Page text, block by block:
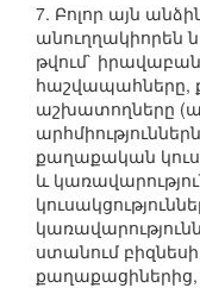
7. Բոլոր այն
անուղղակիորեն
թվում`
հաշվապահները,
աշխատողները
քաղաքական
և
ստանում
քաղաքացիներից,